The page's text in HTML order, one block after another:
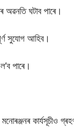
ঘটাব পাৰে।
সুযোগ আহিব।
পাৰে।
কাৰ্যসূচীও